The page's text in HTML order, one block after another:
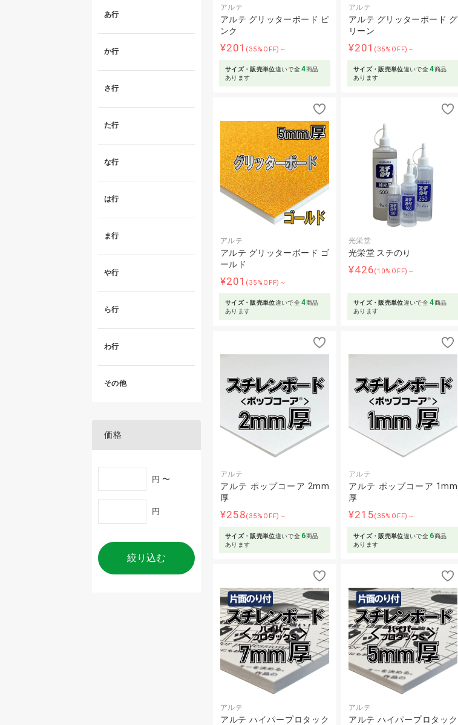
アルテ
アルテ グリッターボード ピ
ンク
¥201 (35%OFF)～
サイズ・販売単位違いで全4商品
あります
アルテ
アルテ グリッターボード グ
リーン
¥201 (35%OFF)～
サイズ・販売単位違いで全4商品
あります
アルテ
アルテ グリッターボード ゴ
ールド
¥201 (35%OFF)～
サイズ・販売単位違いで全4商品
あります
光栄堂
光栄堂 スチのり
¥426(10%OFF)～
サイズ・販売単位違いで全4商品
あります
アルテ
アルテ ポップコーア 2mm
厚
¥258(35%OFF)～
サイズ・販売単位違いで全 6商品
あります
アルテ
アルテ ポップコーア 1mm
厚
¥215(35%OFF)～
サイズ・販売単位違いで全 6商品
あります
アルテ
アルテ ハイパープロタック
アルテ
アルテ ハイパープロタック
あ行
か行
さ行
た行
な行
は行
ま行
や行
ら行
わ行
その他
価格
円 〜
円
絞り込む